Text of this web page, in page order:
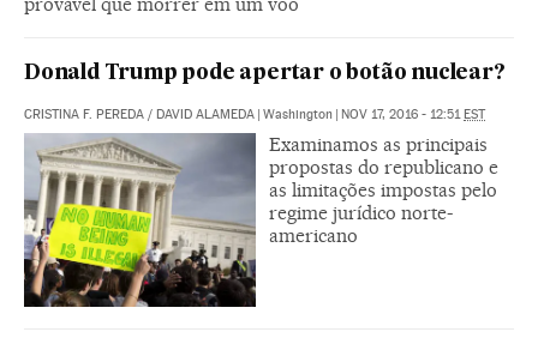
Donald Trump pode apertar o botão nuclear?
CRISTINA F. PEREDA / DAVID ALAMEDA Washington NOV 17, 2016 - 12:51 EST
Examinamos as principais
propostas do republicano e
as limitações impostas pelo
regime jurídico norte-
americano